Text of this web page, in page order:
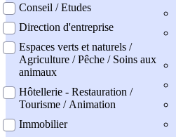
Conseil / Etudes
Direction d'entreprise
Espaces verts et naturels /
Agriculture / Pêche / Soins aux
animaux
Hôtellerie - Restauration /
Tourisme / Animation
Immobilier